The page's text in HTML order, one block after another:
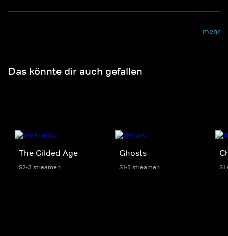
mehr
Das könnte dir auch gefallen
The Gilded Age
S2-3 streamen
Ghosts
S1-5 streamen